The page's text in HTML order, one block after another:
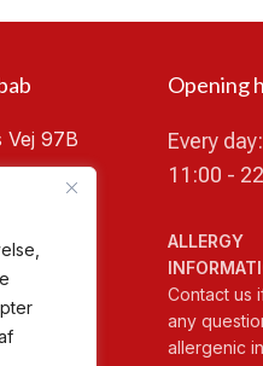
Vej 97B
Opening
Every day:
11:00 -
ALLERGY
Contact us
any
allergenic